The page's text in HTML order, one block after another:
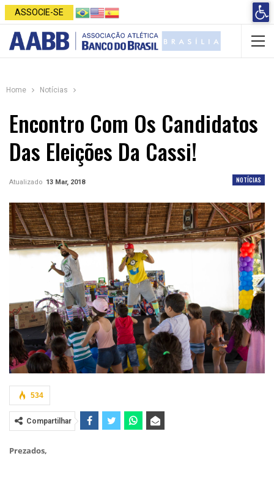
ASSOCIE-SE
Home Notícias
Encontro Com Os Candidatos
Das Eleições Da Cassi!
NOTÍCIAS
Atualizado 13 Mar, 2018
534
Compartilhar
Prezados,